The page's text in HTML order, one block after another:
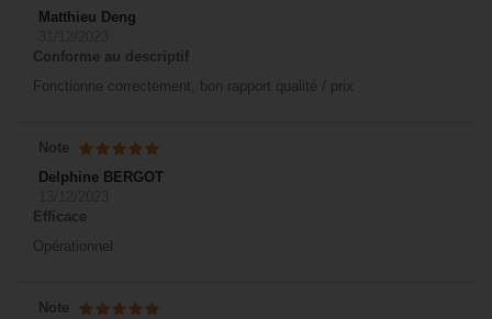
Matthieu Deng
Conforme au descriptif
Fonctionne correctement, bon rapport qualité / prix
Note
Delphine BERGOT
Efficace
Opérationnel
Note